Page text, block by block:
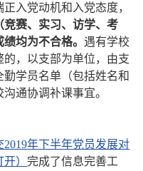
入党动机和入党态度，
竞赛、实习、访学、考
均为不合格。遇有学校
，以支部为单位，由支
学员名单（包括姓名和
通协调补课事宜。
2019年下半年党员发展对
） 完成了信息完善工